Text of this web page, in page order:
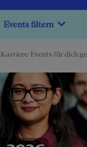
Events filtern
Events für dich